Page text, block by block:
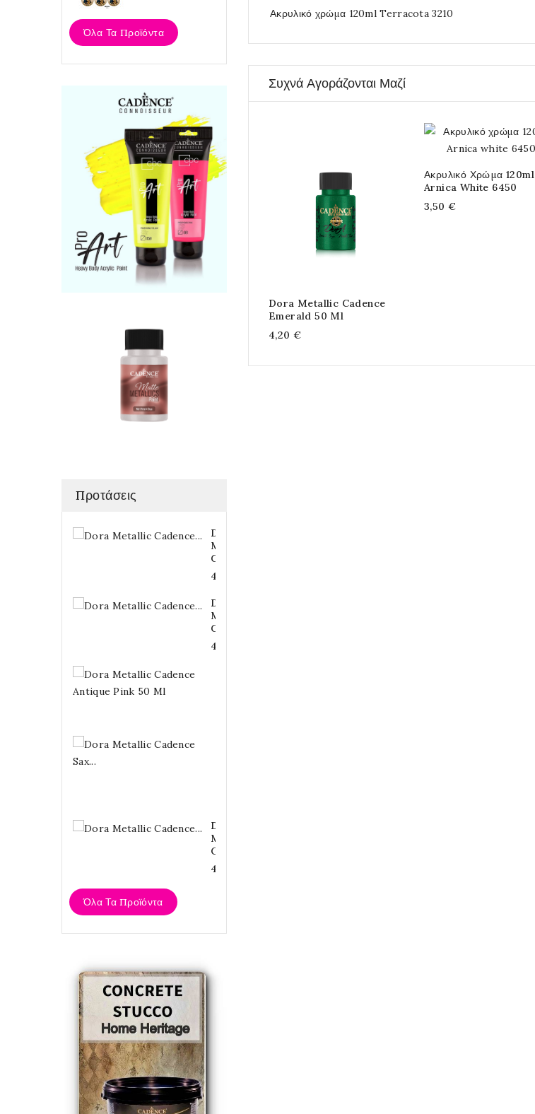
Όλα Τα Προϊόντα
Προτάσεις
Dora
Metallic
Cadence...
4,20 €
Dora
Metallic
Cadence...
4,20 €
Dora
Metallic
Cadence...
4,20 €
Όλα Τα Προϊόντα
Ακρυλικό χρώμα 120ml Terracota 3210
Συχνά Αγοράζονται Μαζί
Dora Metallic Cadence
Emerald 50 Ml
4,20 €
Ακρυλικό Χρώμα 120ml
Arnica White 6450
3,50 €